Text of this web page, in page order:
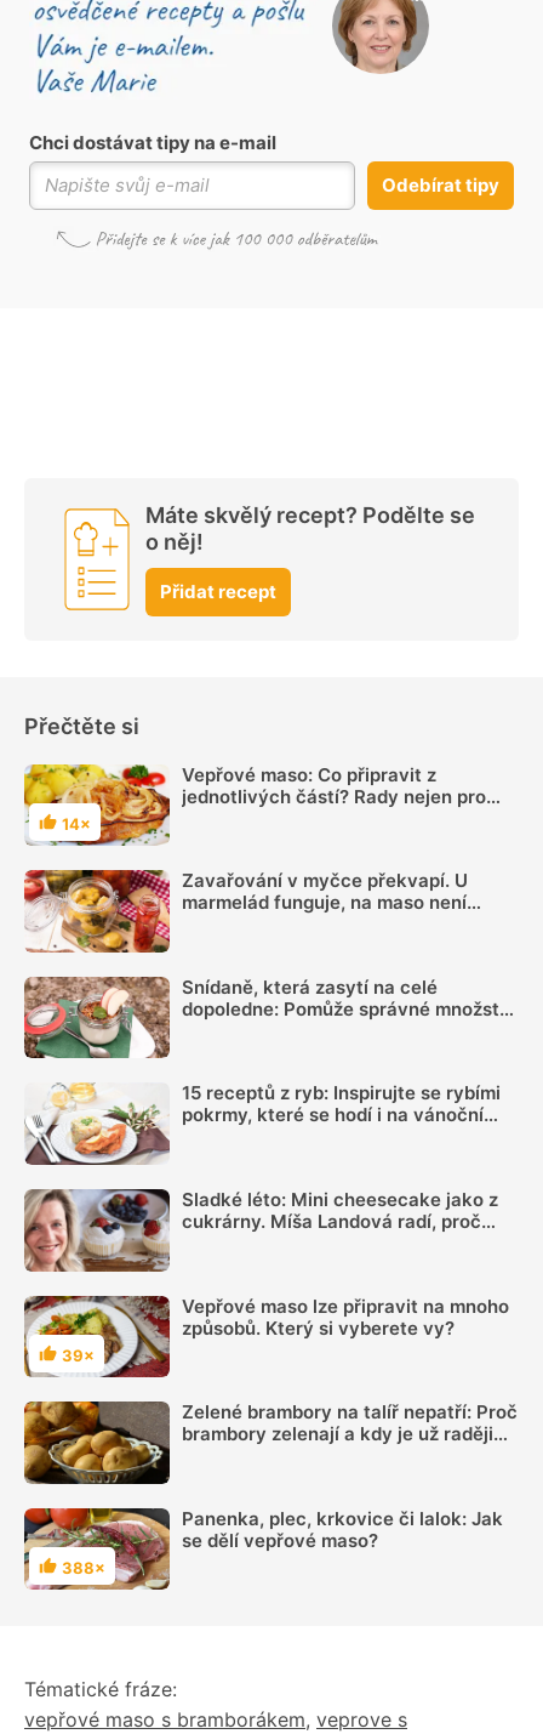
Chci dostávat tipy na e-mail
Odebírat tipy
Máte skvělý recept? Podělte se
o něj!
Přidat recept
Přečtěte si
Hodnocení
14×
Vepřové maso: Co připravit z
jednotlivých částí? Rady nejen pro
Zavařování v myčce překvapí. U
marmelád funguje, na maso není
Snídaně, která zasytí na celé
dopoledne: Pomůže správné množství
15 receptů z ryb: Inspirujte se rybími
pokrmy, které se hodí i na vánoční
Sladké léto: Mini cheesecake jako z
cukrárny. Míša Landová radí, proč
Hodnocení
39×
Vepřové maso lze připravit na mnoho
způsobů. Který si vyberete vy?
Zelené brambory na talíř nepatří: Proč
brambory zelenají a kdy je už raději
Hodnocení
388×
Panenka, plec, krkovice či lalok: Jak
se dělí vepřové maso?
Tématické fráze:
vepřové maso s bramborákem, veprove s